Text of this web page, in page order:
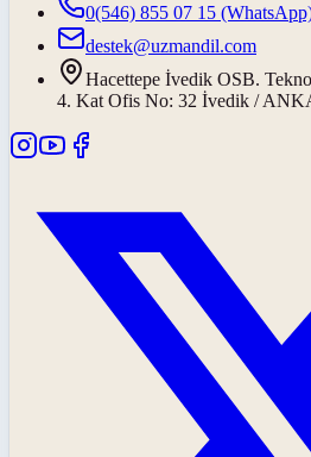
0(546) 855 07 15
destek@uzmandil.com
Hacettepe İvedik OSB.
4. Kat Ofis No: 32 İvedik /